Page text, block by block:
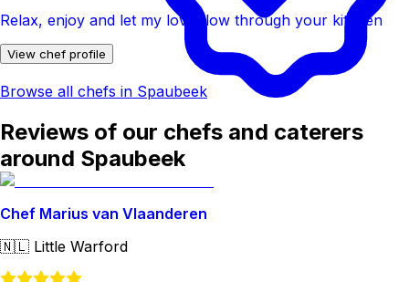
Relax, enjoy and let my love flow through your kitchen
View chef profile
Browse all chefs in Spaubeek
Reviews of our chefs and caterers
around Spaubeek
Chef Marius van Vlaanderen
🇳🇱 Little Warford